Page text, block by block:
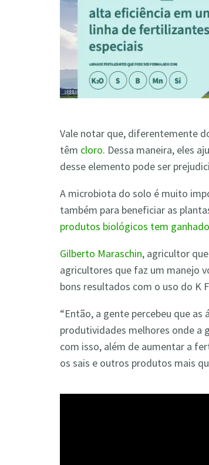
Vale notar que, diferentemente
têm cloro. Dessa maneira, eles
desse elemento pode ser
A microbiota do solo é muito
também para beneficiar as
produtos biológicos tem
Gilberto Maraschin, agricultor
agricultores que faz um manejo
bons resultados com o uso do K
“Então, a gente percebeu que
produtividades melhores onde a
com isso, além de aumentar a
os sais e outros produtos mais